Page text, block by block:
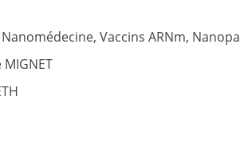
Nanomédecine, Vaccins ARNm,